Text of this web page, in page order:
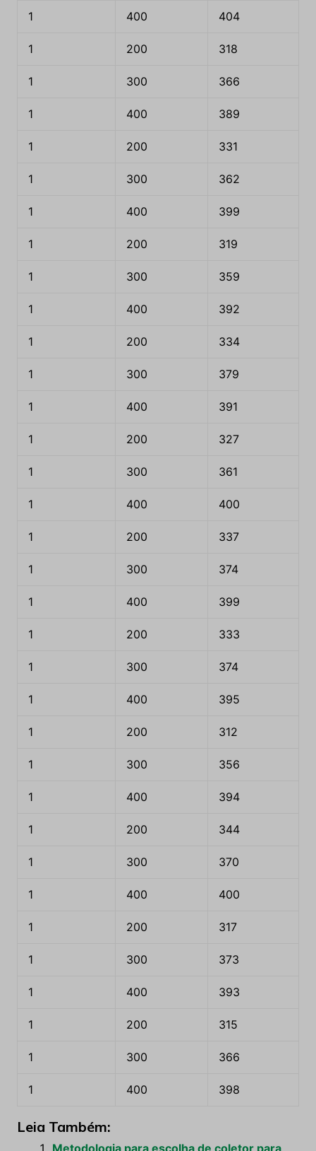
1 400 404
1 200 318
1 300 366
1 400 389
1 200 331
1 300 362
1 400 399
1 200 319
1 300 359
1 400 392
1 200 334
1 300 379
1 400 391
1 200 327
1 300 361
1 400 400
1 200 337
1 300 374
1 400 399
1 200 333
1 300 374
1 400 395
1 200 312
1 300 356
1 400 394
1 200 344
1 300 370
1 400 400
1 200 317
1 300 373
1 400 393
1 200 315
1 300 366
1 400 398
Leia Também:
Metodologia para escolha de coletor para